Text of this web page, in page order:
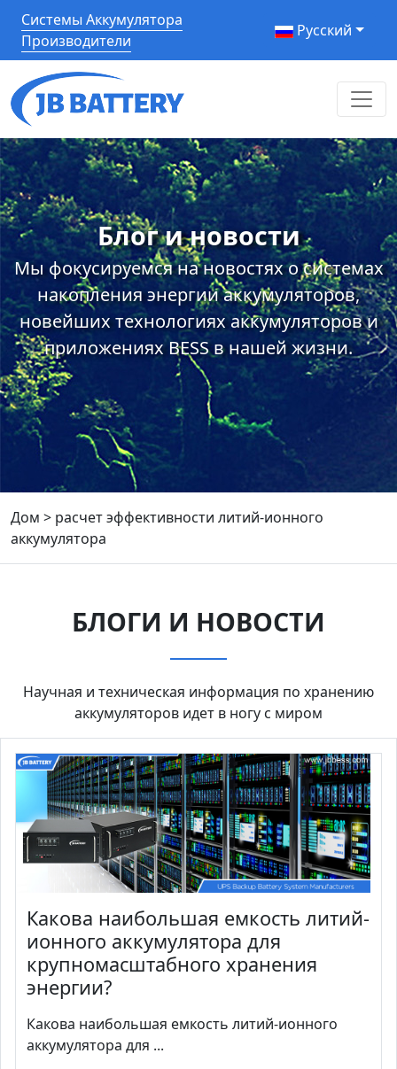
Системы Аккумулятора
Производители
Pусский
Блог и новости
Мы фокусируемся на новостях о системах
накопления энергии аккумуляторов,
новейших технологиях аккумуляторов и
приложениях BESS в нашей жизни.
Дом > расчет эффективности литий-ионного
аккумулятора
БЛОГИ И НОВОСТИ
Научная и техническая информация по хранению
аккумуляторов идет в ногу с миром
Какова наибольшая емкость литий-
ионного аккумулятора для
крупномасштабного хранения
энергии?
Какова наибольшая емкость литий-ионного
аккумулятора для ...